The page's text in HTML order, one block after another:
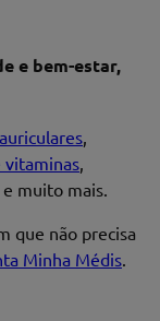
e bem-estar,
,
vitaminas,
e muito mais.
que não precisa
Minha Médis.